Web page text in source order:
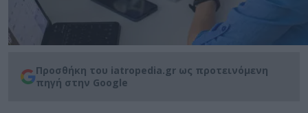
Προσθήκη του iatropedia.gr ως προτεινόμενη
πηγή στην Google